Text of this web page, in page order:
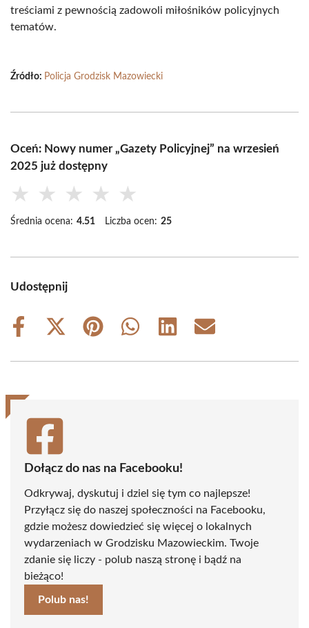
treściami z pewnością zadowoli miłośników policyjnych
tematów.
Źródło: Policja Grodzisk Mazowiecki
Oceń: Nowy numer „Gazety Policyjnej” na wrzesień
2025 już dostępny
★ ★ ★ ★ ★
Średnia ocena: 4.51 Liczba ocen: 25
Udostępnij
Share
Share
(Twitter)
Share
Share
Share
Share
Dołącz do nas na Facebooku!
Odkrywaj, dyskutuj i dziel się tym co najlepsze!
Przyłącz się do naszej społeczności na Facebooku,
gdzie możesz dowiedzieć się więcej o lokalnych
wydarzeniach w Grodzisku Mazowieckim. Twoje
zdanie się liczy - polub naszą stronę i bądź na
bieżąco!
Polub nas!